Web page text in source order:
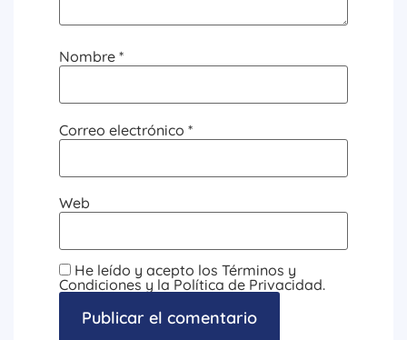
Nombre *
Correo electrónico *
Web
He leído y acepto los Términos y
Condiciones y la Política de Privacidad.